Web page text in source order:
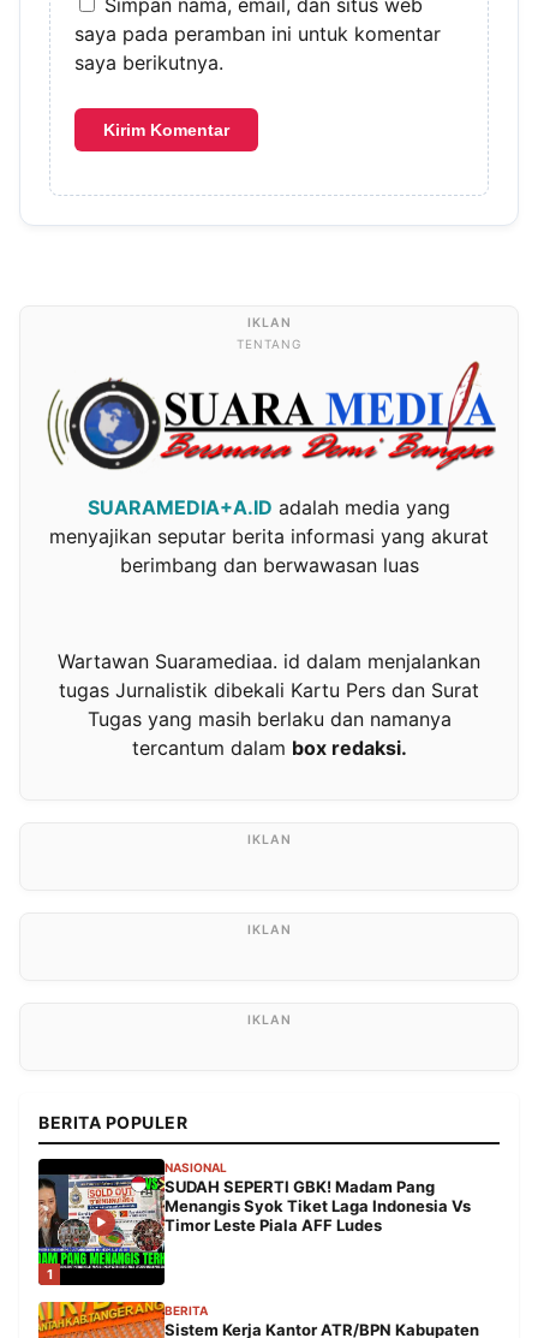
Simpan nama, email, dan situs web
saya pada peramban ini untuk komentar
saya berikutnya.
TENTANG
SUARAMEDIA+A.ID adalah media yang
menyajikan seputar berita informasi yang akurat
berimbang dan berwawasan luas
Wartawan Suaramediaa. id dalam menjalankan
tugas Jurnalistik dibekali Kartu Pers dan Surat
Tugas yang masih berlaku dan namanya
tercantum dalam box redaksi.
BERITA POPULER
1
NASIONAL
SUDAH SEPERTI GBK! Madam Pang
Menangis Syok Tiket Laga Indonesia Vs
Timor Leste Piala AFF Ludes
BERITA
Sistem Kerja Kantor ATR/BPN Kabupaten